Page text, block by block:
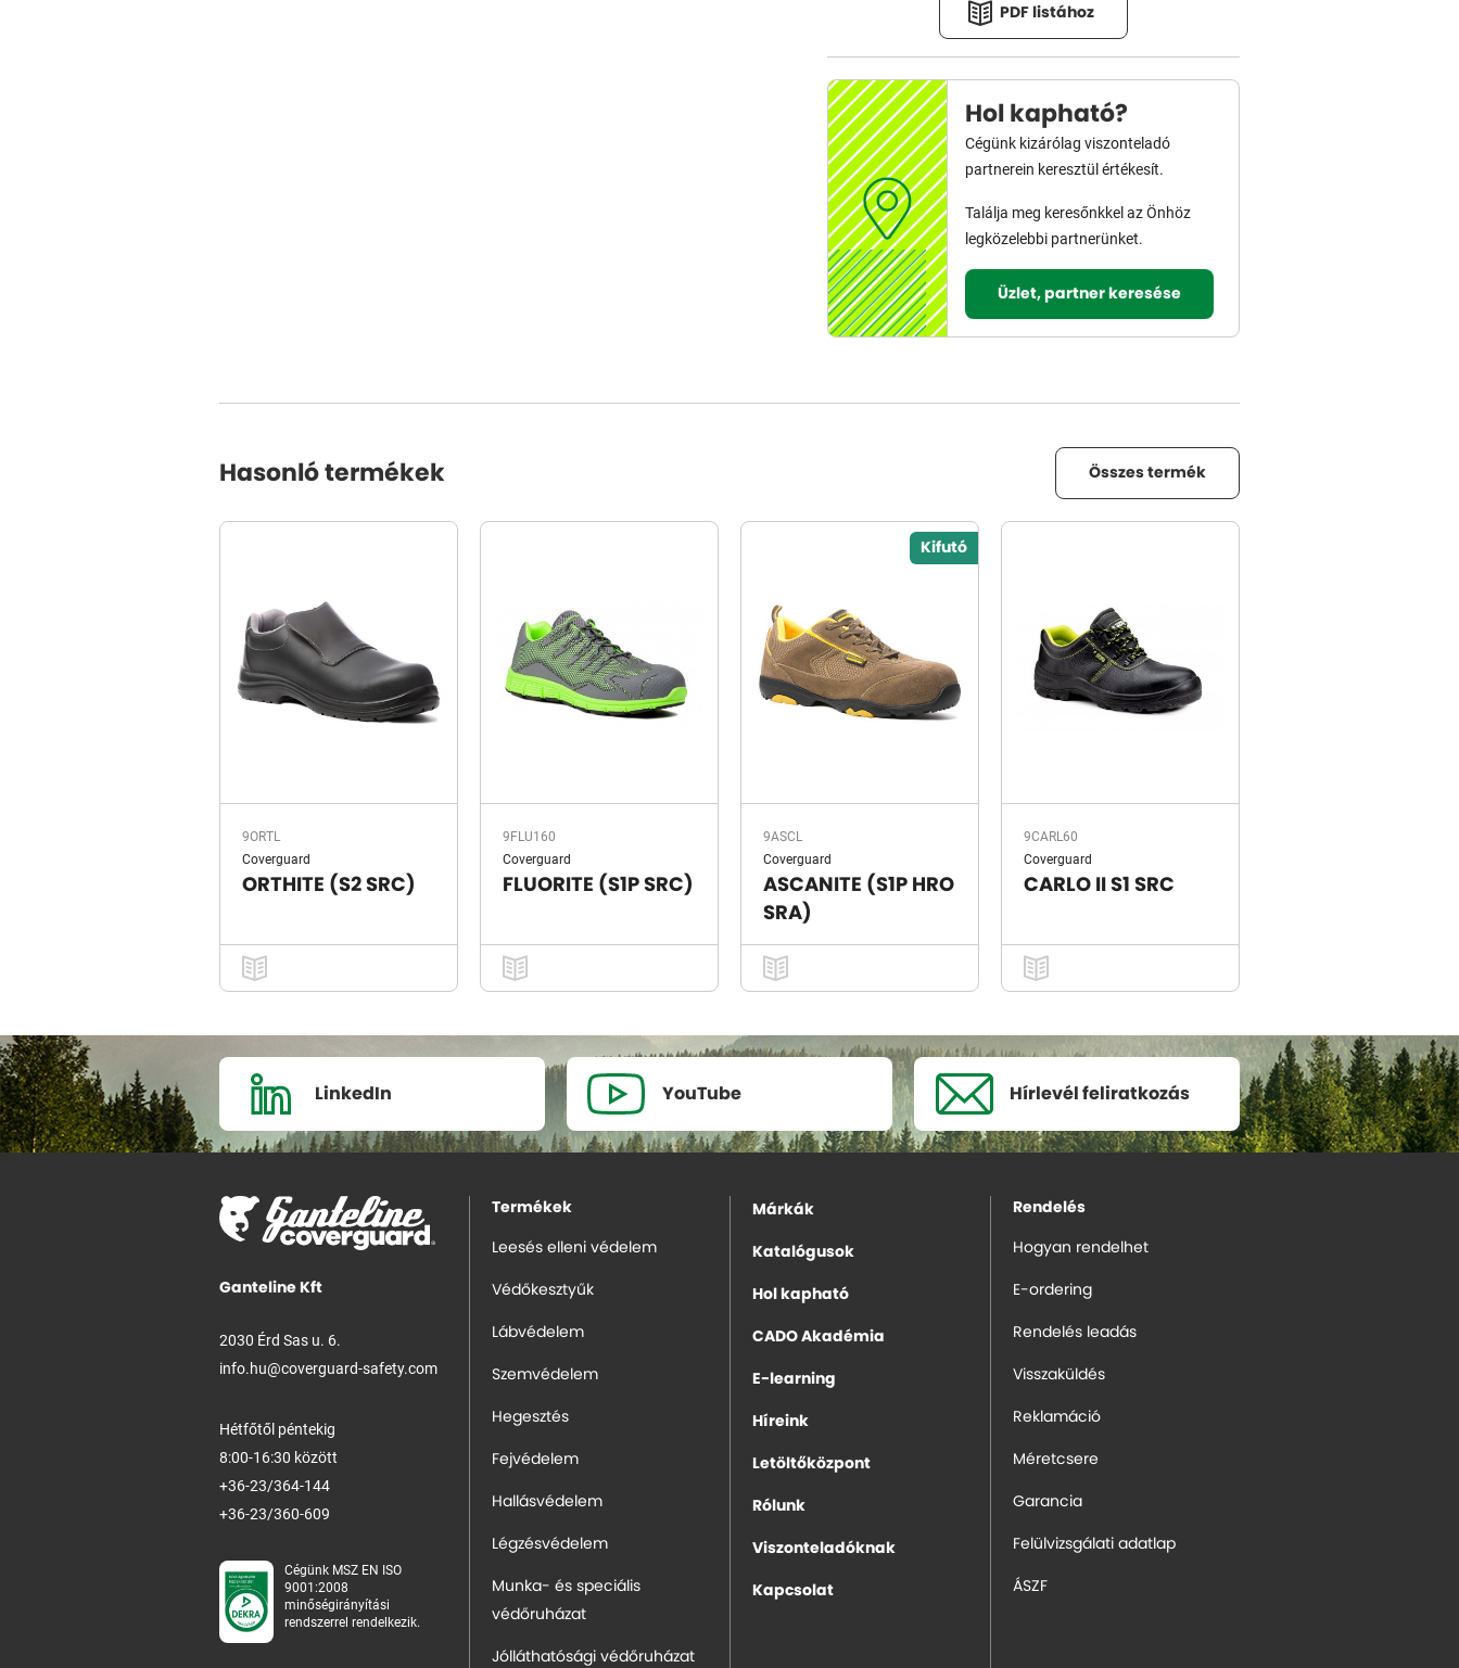
PDF listához
Hol kapható?
Cégünk kizárólag viszonteladó
partnerein keresztül értékesít.
Találja meg keresőnkkel az Önhöz
legközelebbi partnerünket.
Üzlet, partner keresése
Hasonló termékek Összes termék
9ORTL
Coverguard
ORTHITE (S2 SRC)
9FLU160
Coverguard
FLUORITE (S1P SRC)
Kifutó
9ASCL
Coverguard
ASCANITE (S1P HRO
SRA)
9CARL60
Coverguard
CARLO II S1 SRC
LinkedIn YouTube Hírlevél feliratkozás
Ganteline Kft
2030 Érd Sas u. 6.
info.hu@coverguard-safety.com
Hétfőtől péntekig
8:00-16:30 között
+36-23/364-144
+36-23/360-609
Cégünk MSZ EN ISO
9001:2008
minőségirányítási
rendszerrel rendelkezik.
Termékek
Leesés elleni védelem
Védőkesztyűk
Lábvédelem
Szemvédelem
Hegesztés
Fejvédelem
Hallásvédelem
Légzésvédelem
Munka- és speciális
védőruházat
Jólláthatósági védőruházat
Márkák
Katalógusok
Hol kapható
CADO Akadémia
E-learning
Híreink
Letöltőközpont
Rólunk
Viszonteladóknak
Kapcsolat
Rendelés
Hogyan rendelhet
E-ordering
Rendelés leadás
Visszaküldés
Reklamáció
Méretcsere
Garancia
Felülvizsgálati adatlap
ÁSZF